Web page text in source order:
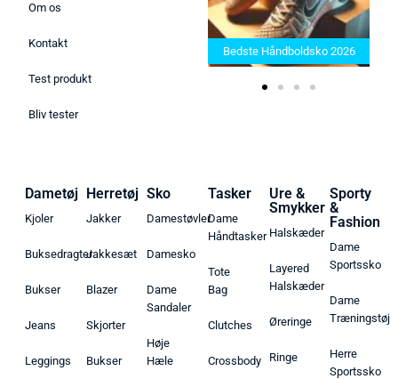
Om os
Kontakt
Test produkt
Bliv tester
Bedste Saunatæppe 2025 –
Find de bedste produkter her!
Bedste Håndboldsko 2026
Dametøj
Kjoler
Buksedragter
Bukser
Jeans
Leggings
Herretøj
Jakker
Jakkesæt
Blazer
Skjorter
Bukser
Sko
Damestøvler
Damesko
Dame
Sandaler
Høje
Hæle
Tasker
Dame
Håndtasker
Tote
Bag
Clutches
Crossbody
Ure &
Smykker
Halskæder
Layered
Halskæder
Øreringe
Ringe
Sporty
&
Fashion
Dame
Sportssko
Dame
Træningstøj
Herre
Sportssko